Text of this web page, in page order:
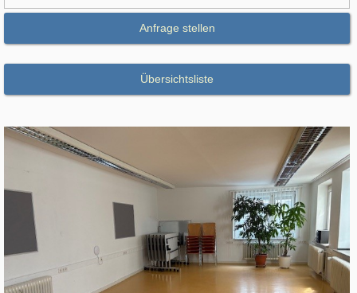
Anfrage stellen
Übersichtsliste